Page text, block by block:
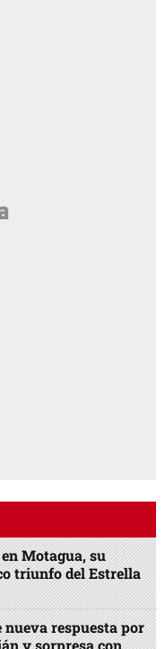
Motagua, su
triunfo del Estrella
nueva respuesta por
y sorpresa con